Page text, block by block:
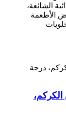
الشائعة،
الأطعمة